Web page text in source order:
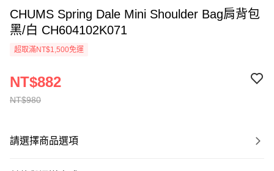
CHUMS Spring Dale Mini Shoulder Bag肩背包
黑/白 CH604102K071
超取滿NT$1,500免運
NT$980
NT$882
請選擇商品選項